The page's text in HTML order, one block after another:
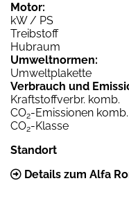
Motor:
kW / PS
Treibstoff
Hubraum
Umweltnormen:
Umweltplakette
Verbrauch und
Kraftstoffverbr. komb.
CO2-Emissionen komb.
CO2-Klasse
Standort
Details zum Alfa